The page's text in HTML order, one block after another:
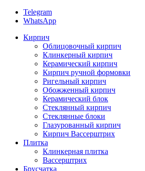
Telegram
WhatsApp
Кирпич
Облицовочный кирпич
Клинкерный кирпич
Керамический кирпич
Кирпич ручной формовки
Ригельный кирпич
Обожженный кирпич
Керамический блок
Стеклянный кирпич
Стеклянные блоки
Глазурованный кирпич
Кирпич Вассерштрих
Плитка
Клинкерная плитка
Вассерштрих
Брусчатка